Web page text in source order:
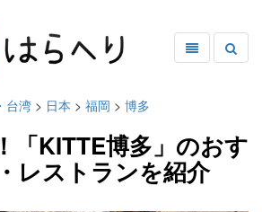
台湾 > 日本 > 福岡 > 博多
「KITTE博多」のおす
レストランを紹介